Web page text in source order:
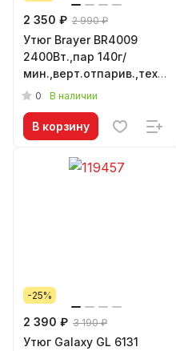
2 350 ₽ 2 990 ₽
Утюг Brayer BR4009
2400Вт.,пар 140г/
OneTemp
0 В наличии
В корзину
-25%
2 390 ₽ 3 190 ₽
Утюг Galaxy GL 6131